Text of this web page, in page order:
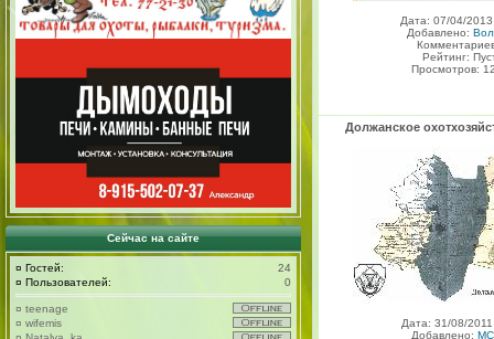
Сейчас на сайте
¤ Гостей:
24
¤ Пользователей: 0
¤ teenage
¤ wifemis
Дата: 07/04/
Добавлено:
Рейтинг:
Просмотров:
Должанское
Дата: 31/08/
Добавлено: